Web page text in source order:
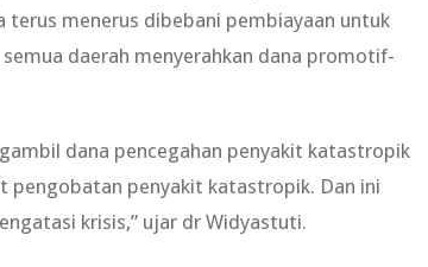
menerus dibebani pembiayaan untuk
daerah menyerahkan dana promotif-
dana pencegahan penyakit katastropik
pengobatan penyakit katastropik. Dan ini
krisis,” ujar dr Widyastuti.